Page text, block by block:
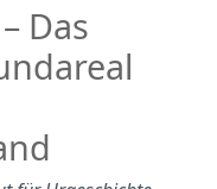
Das